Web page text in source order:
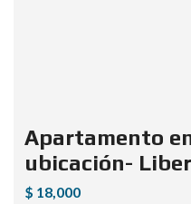
Apartamento
ubicación-
$ 18,000